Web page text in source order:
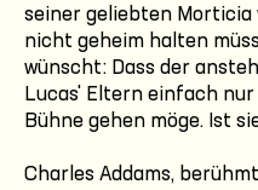
seiner geliebten Morticia
nicht geheim halten
wünscht: Dass der
Lucas' Eltern einfach
Bühne gehen möge. Ist
Charles Addams,